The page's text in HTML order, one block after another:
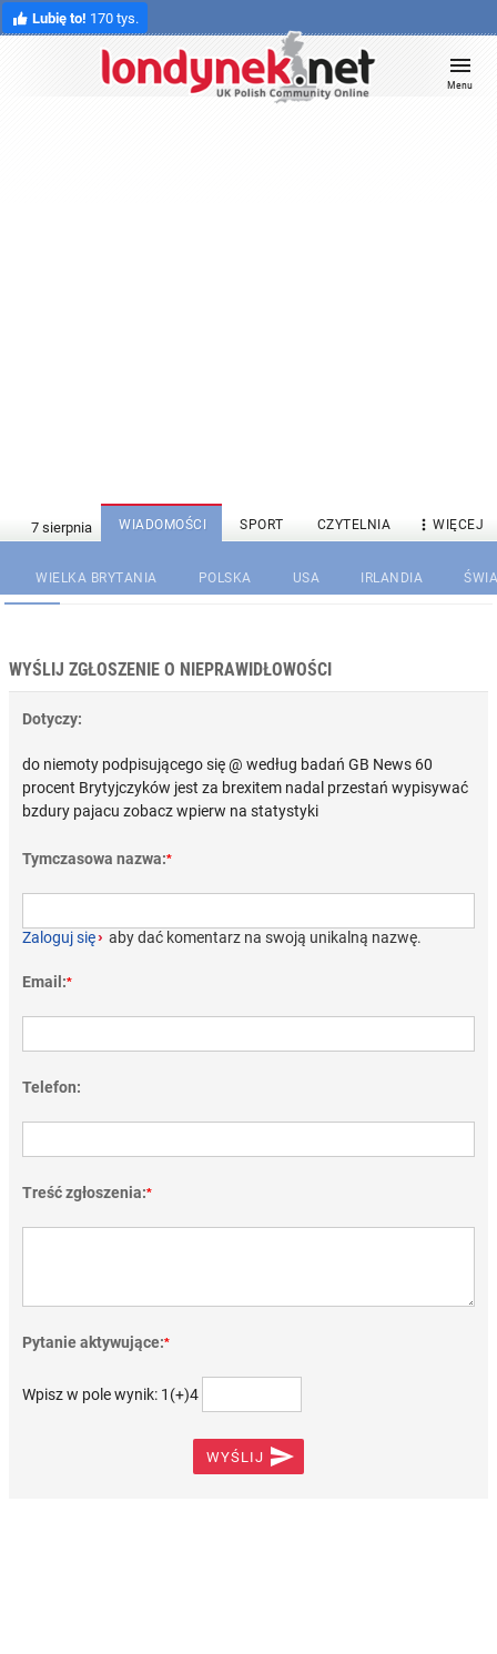
Lubię to! 170 tys.
Menu
WIADOMOŚCI SPORT CZYTELNIA  WIĘCEJ
WIELKA BRYTANIA POLSKA USA IRLANDIA
WYŚLIJ ZGŁOSZENIE O NIEPRAWIDŁOWOŚCI
Dotyczy:
do niemoty podpisującego się @ według badań GB News 60
procent Brytyjczyków jest za brexitem nadal przestań wypisywać
bzdury pajacu zobacz wpierw na statystyki
Tymczasowa nazwa:*
Zaloguj się› aby dać komentarz na swoją unikalną nazwę.
Email:*
Telefon:
Treść zgłoszenia:*
Pytanie aktywujące:*
Wpisz w pole wynik: 1(+)4
WYŚLIJ 